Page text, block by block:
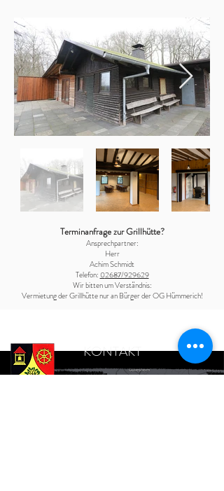
Terminanfrage zur Grillhütte?
Ansprechpartner:
Herr
Achim Schmidt
Telefon:02687/929629
Wir bitten um Verständnis:
Vermietung der Grillhütte nur an Bürger der OG Hümmerich!
KONTAKT